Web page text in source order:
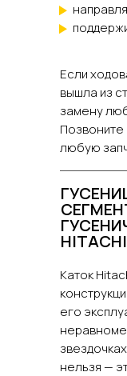
Если
вышла из
замену
Позвоните
любую
HITACHI
Каток
его
нельзя —